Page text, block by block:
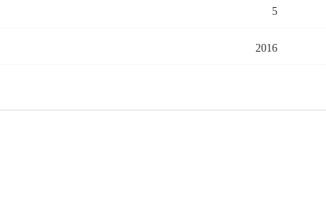
5
2016